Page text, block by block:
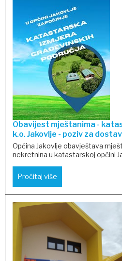
Obavijest mještanima -
k.o. Jakovlje - poziv za
Općina Jakovlje obavještava
nekretnina u katastarskoj općini
Pročitaj više